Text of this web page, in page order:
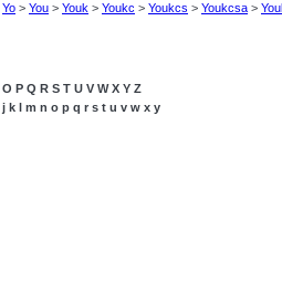
Yo > You > Youk > Youkc > Youkcs > Youkcsa >
O P Q R S T U V W X Y Z
j k l m n o p q r s t u v w x y